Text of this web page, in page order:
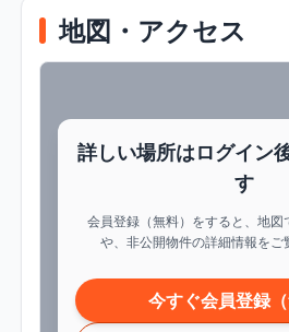
地図・アクセス
詳しい場所はログイン
す
会員登録（無料）をすると、地
や、非公開物件の詳細情報をご
今すぐ会員登録（